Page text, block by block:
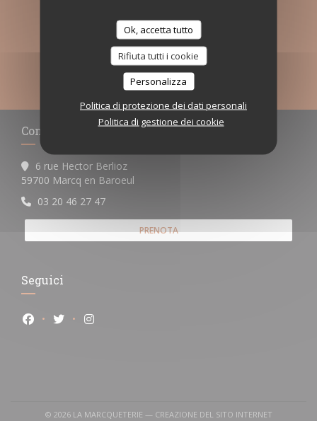
Ok, accetta tutto
Rifiuta tutti i cookie
Personalizza
Politica di protezione dei dati personali
Politica di gestione dei cookie
Iscriversi alla nostra newsletter per ricevere comunicazioni
personalizzate e offerte di marketing via e-mail.
ABBONATI
Contattaci
6 rue Hector Berlioz
59700 Marcq en Baroeul
03 20 46 27 47
PRENOTA
Seguici
Facebook ((apre una nuova finestra))
Twitter ((apre una nuova finestra))
Instagram ((apre una nuova finestra))
© 2026 LA MARCQUETERIE — CREAZIONE DEL SITO INTERNET